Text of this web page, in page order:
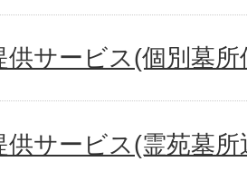
供サービス(個別墓
供サービス(霊苑墓所